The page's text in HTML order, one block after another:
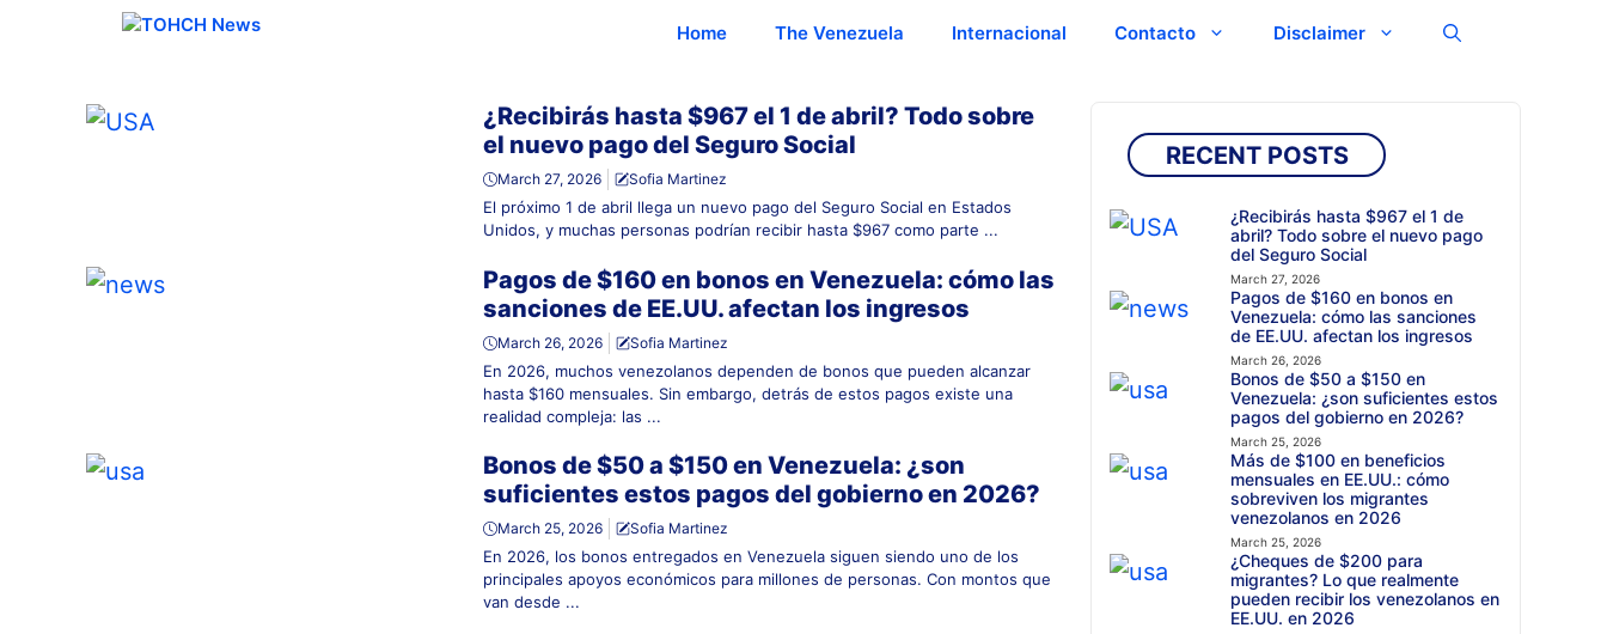
Home The Venezuela Internacional Contacto Disclaimer
¿Recibirás hasta $967 el 1 de abril? Todo sobre
el nuevo pago del Seguro Social
March 27, 2026 Sofia Martinez
El próximo 1 de abril llega un nuevo pago del Seguro Social en Estados
Unidos, y muchas personas podrían recibir hasta $967 como parte ...
Pagos de $160 en bonos en Venezuela: cómo las
sanciones de EE.UU. afectan los ingresos
March 26, 2026 Sofia Martinez
En 2026, muchos venezolanos dependen de bonos que pueden alcanzar
hasta $160 mensuales. Sin embargo, detrás de estos pagos existe una
realidad compleja: las ...
Bonos de $50 a $150 en Venezuela: ¿son
suficientes estos pagos del gobierno en 2026?
March 25, 2026 Sofia Martinez
En 2026, los bonos entregados en Venezuela siguen siendo uno de los
principales apoyos económicos para millones de personas. Con montos que
van desde ...
RECENT POSTS
¿Recibirás hasta $967 el 1 de
abril? Todo sobre el nuevo pago
del Seguro Social
March 27, 2026
Pagos de $160 en bonos en
Venezuela: cómo las sanciones
de EE.UU. afectan los ingresos
March 26, 2026
Bonos de $50 a $150 en
Venezuela: ¿son suficientes estos
pagos del gobierno en 2026?
March 25, 2026
Más de $100 en beneficios
mensuales en EE.UU.: cómo
sobreviven los migrantes
venezolanos en 2026
March 25, 2026
¿Cheques de $200 para
migrantes? Lo que realmente
pueden recibir los venezolanos en
EE.UU. en 2026